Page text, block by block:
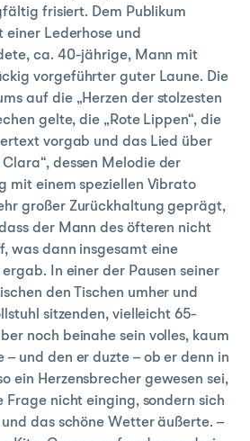
frisiert. Dem Publikum
Lederhose und
ca. 40-jährige, Mann mit
vorgeführter guter Laune. Die
auf die „Herzen der stolzesten
gelte, die „Rote Lippen“, die
vorgab und das Lied über
dessen Melodie der
mit einem speziellen Vibrato
großer Zurückhaltung geprägt,
der Mann des öfteren nicht
was dann insgesamt eine
In einer der Pausen seiner
den Tischen umher und
sitzenden, vielleicht 65-
noch beinahe sein volles, kaum
– und den er duzte – ob er denn in
ein Herzensbrecher gewesen sei,
nicht einging, sondern sich
das schöne Wetter äußerte. –